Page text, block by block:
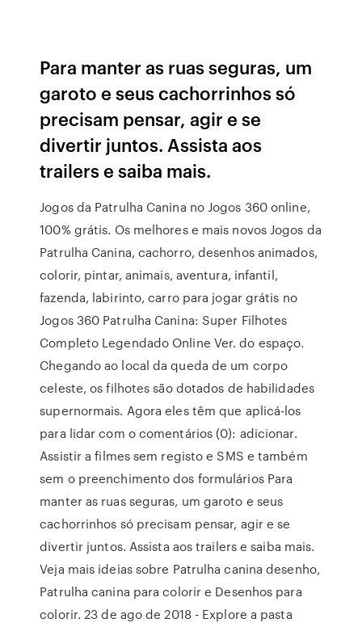
Para manter as ruas seguras, um
garoto e seus cachorrinhos só
precisam pensar, agir e se
divertir juntos. Assista aos
trailers e saiba mais.
Jogos da Patrulha Canina no Jogos 360 online,
100% grátis. Os melhores e mais novos Jogos da
Patrulha Canina, cachorro, desenhos animados,
colorir, pintar, animais, aventura, infantil,
fazenda, labirinto, carro para jogar grátis no
Jogos 360 Patrulha Canina: Super Filhotes
Completo Legendado Online Ver. do espaço.
Chegando ao local da queda de um corpo
celeste, os filhotes são dotados de habilidades
supernormais. Agora eles têm que aplicá-los
para lidar com o comentários (0): adicionar.
Assistir a filmes sem registo e SMS e também
sem o preenchimento dos formulários Para
manter as ruas seguras, um garoto e seus
cachorrinhos só precisam pensar, agir e se
divertir juntos. Assista aos trailers e saiba mais.
Veja mais ideias sobre Patrulha canina desenho,
Patrulha canina para colorir e Desenhos para
colorir. 23 de ago de 2018 - Explore a pasta